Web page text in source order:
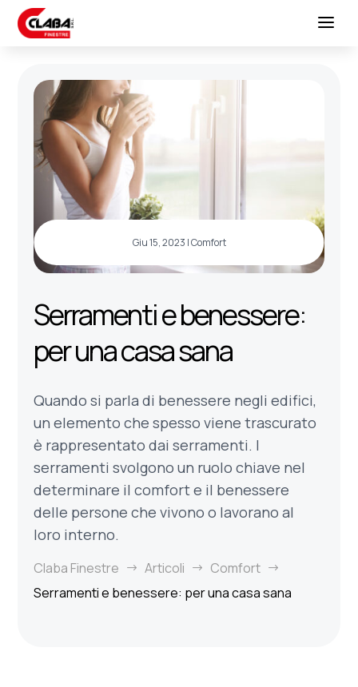
Giu 15, 2023 |Comfort
Serramenti e benessere:
per una casa sana
Quando si parla di benessere negli edifici,
un elemento che spesso viene trascurato
è rappresentato dai serramenti. I
serramenti svolgono un ruolo chiave nel
determinare il comfort e il benessere
delle persone che vivono o lavorano al
loro interno.
Claba Finestre $ Articoli $ Comfort $
Serramenti e benessere: per una casa sana